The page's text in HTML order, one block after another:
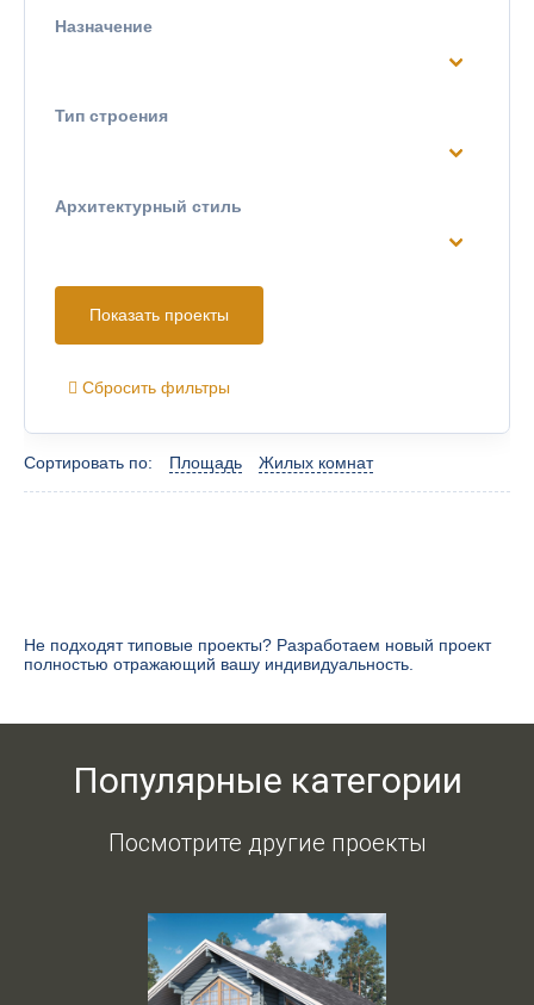
Популярные категории
Посмотрите другие проекты